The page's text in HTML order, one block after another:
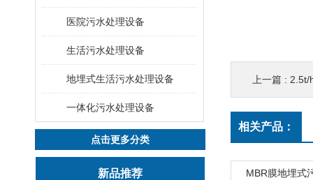
医院污水处理设备
生活污水处理设备
地埋式生活污水处理设备
一体化污水处理设备
点击更多分类
新品推荐
上一篇 : 2.5t/
相关产品：
MBR膜地埋式